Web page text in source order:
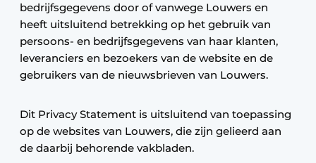
bedrijfsgegevens door of vanwege Louwers en
heeft uitsluitend betrekking op het gebruik van
persoons- en bedrijfsgegevens van haar klanten,
leveranciers en bezoekers van de website en de
gebruikers van de nieuwsbrieven van Louwers.
Dit Privacy Statement is uitsluitend van toepassing
op de websites van Louwers, die zijn gelieerd aan
de daarbij behorende vakbladen.